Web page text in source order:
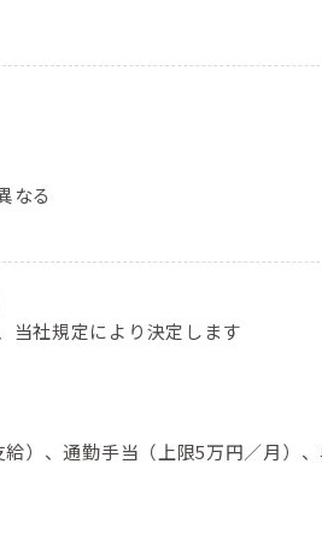
なる
当社規定により決定します
）、通勤手当（上限5万円／月）